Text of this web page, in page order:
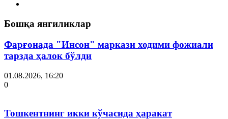
Бошқа янгиликлар
Фарғонада "Инсон" маркази ходими фожиали
тарзда ҳалок бўлди
01.08.2026, 16:20
0
Тошкентнинг икки кўчасида ҳаракат